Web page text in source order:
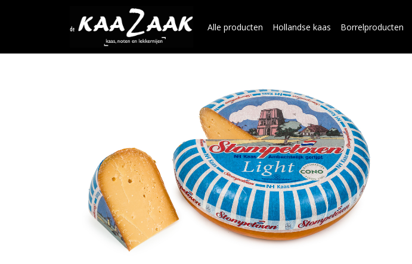
Alle producten Hollandse kaas Borrelproducten